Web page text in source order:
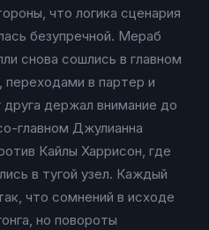
что логика сценария
безупречной. Мераб
снова сошлись в главном
в партер и
держал внимание до
главном Джулианна
Кайлы Харрисон, где
в тугой узел. Каждый
что сомнений в исходе
но повороты